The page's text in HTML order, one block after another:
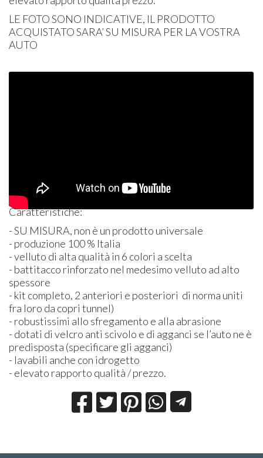
LE FOTOSONO INDICATIVE, IL PRODOTTO
ACQUISTATOSARA’ SU MISURA PER LAVOSTRA
AUTO
Caratteristiche:
- SU MISURA, non è un prodotto universale
- produzione 100 % Italia
- velluto di alta qualità in 6 colori a scelta
- battitacco rinforzato nel medesimo velluto ad alto
spessore
- kit completo, 2 anteriori e posteriori di norma uniti
fra loro da copri tunnel)
- robustissimi allo sfregamento e alla abrasione
- dotati di velcro anti scivolo e di agganci se l’auto ne è
predisposta (specificare gli agganci)
- lavabili anche con idrogetto
- elevato rapporto qualità / prezzo.